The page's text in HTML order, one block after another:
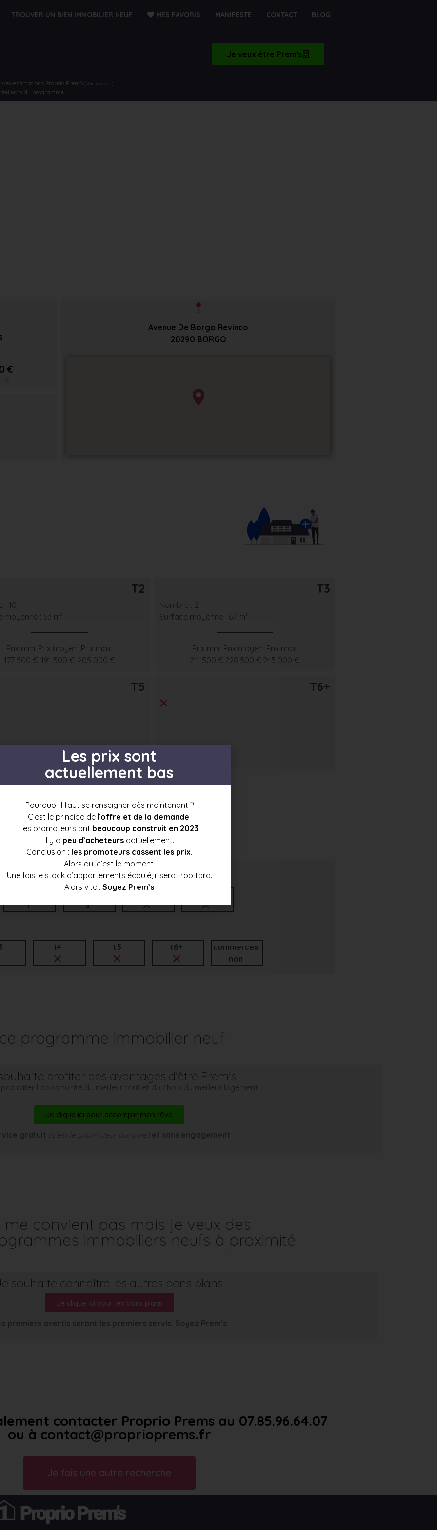
TROUVER UN BIEN IMMOBILIER NEUF MES FAVORIS MANIFESTE CONTACT BLOG
Je veux être Prem's
estimations Proprio Prem’s (Voir nos CGU)
nom du programme.
€
Avenue De Borgo Revinco
20290 BORGO
T2
: 10
moyenne : 53 m²
Prix mini
177 500 €
Prix moyen
191 500 €
Prix max
205 000 €
T3
Nombre : 2
Surface moyenne : 67 m²
Prix mini
211 500 €
Prix moyen
228 500 €
Prix max
245 000 €
T5 T6+
par étage
1
3
t4 t5 t6+
commerces
non
programme immobilier neuf
profiter des avantages d'être Prem's
pas rater l’opportunité du meilleur tarif et du choix du meilleur logement
Je clique ici pour accomplir mon rêve
gratuit (c’est le promoteur qui paie) et sans engagement
convient pas mais je veux des
immobiliers neufs à proximité
souhaite connaître les autres bons plans
Je clique ici pour les bons plans
premiers avertis seront les premiers servis. Soyez Prem’s
contacter Proprio Prems au 07.85.96.64.07
ou à contact@proprioprems.fr
Je fais une autre recherche
Les prix sont
actuellement bas
Pourquoi il faut se renseigner dès maintenant ?
C’est le principe de l’offre et de la demande.
Les promoteurs ont beaucoup construit en 2023.
Il y a peu d’acheteurs actuellement.
Conclusion : les promoteurs cassent les prix.
Alors oui c’est le moment.
Une fois le stock d’appartements écoulé, il sera trop tard.
Alors vite : Soyez Prem’s